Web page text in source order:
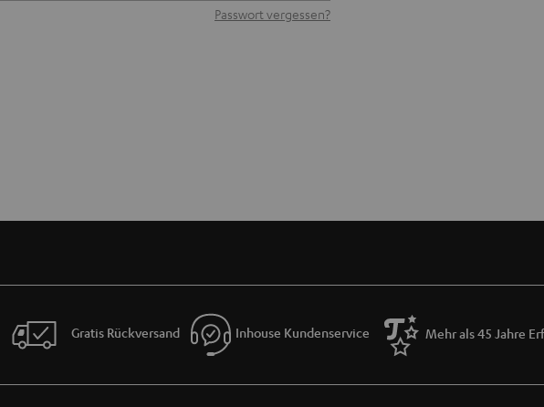
Passwort vergessen?
Gratis Rückversand Inhouse Kundenservice Mehr als 45 Jahre